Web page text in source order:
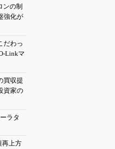
ンの制
強化が
だわっ
Linkマ
買収提
資家の
ラタ
再上方